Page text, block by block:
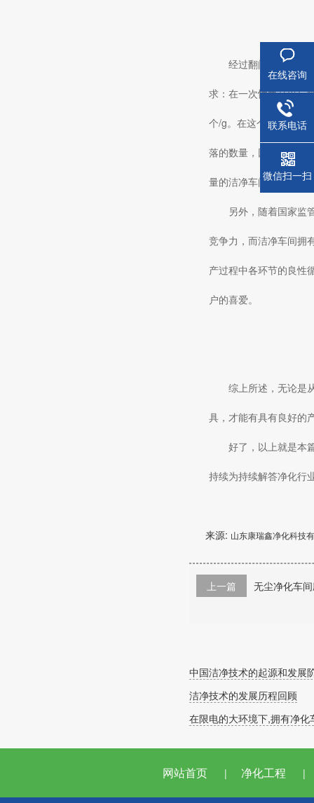
经过翻阅相关国家
求：在一次性餐具出厂
个/g。在这个标准的要
落的数量，因此无法避
量的洁净车间中来完成
另外，随着国家监
竞争力，而洁净车间拥
产过程中各环节的良性
户的喜爱。
综上所述，无论是
具，才能有具有良好的
好了，以上就是本
持续为持续解答净化行
来源: 山东康瑞鑫净化科技
上一篇 无尘净化车
中国洁净技术的起源和发展
洁净技术的发展历程回顾
在限电的大环境下,拥有净化
网站首页 | 净化工程 |
在线咨询
联系电话
微信扫一扫